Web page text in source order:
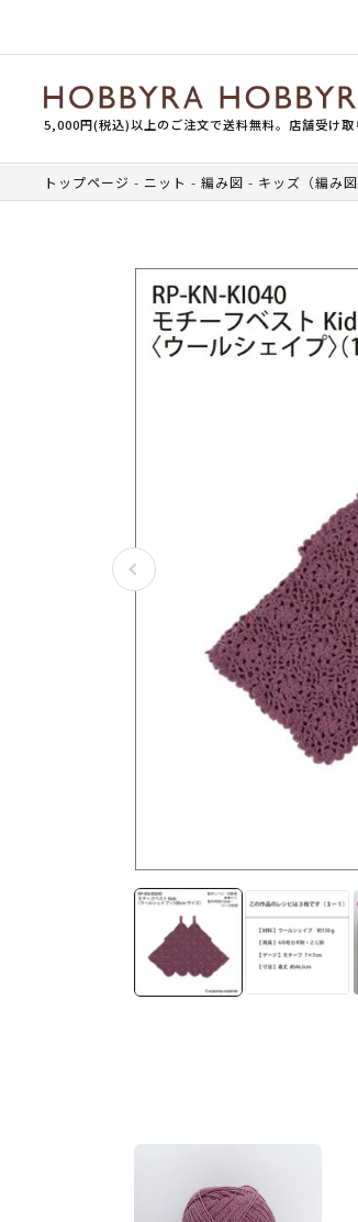
5,000円(税込)以上のご注文で送料無料。店舗受け取
トップページ ニット 編み図 キッズ（編み図